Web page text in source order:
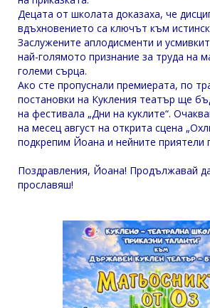
Децата от школата доказаха, че
вдъхновението са ключът към
Заслужените аплодисменти и
най-голямото признание за труда на
големи сърца.
Ако сте пропуснали премиерата, по
постановки на Кукления театър ще
на фестивала „Дни на куклите“.
на месец август на открита сцена
подкрепим Йоана и нейните приятели
Поздравления, Йоана! Продължавай
прославяш!